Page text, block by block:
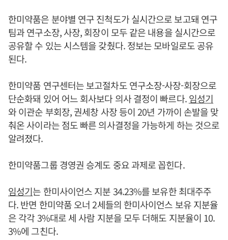
한미약품은 분야별 연구 진척도가 실시간으로 보고돼 연구
팀과 연구소장, 사장, 회장이 모두 같은 내용을 실시간으로
공유할 수 있는 시스템을 갖췄다. 정보는 모바일로도 공유
된다.
한미약품 연구센터는 보고절차도 연구소장-사장-회장으로
단순화돼 있어 어느 회사보다 의사 결정이 빠르다.임성기
와 이관순 부회장, 권세창 사장 등이 20년 가까이 손발을 맞
춰온 사이라는 점도 빠른 의사결정을 가능하게 하는 것으로
알려졌다.
한미약품그룹 경영권 승계도 중요 과제로 꼽힌다.
임성기는 한미사이언스 지분 34.23%를 보유한 최대주주
다. 반면 한미약품 오너 2세들의 한미사이언스 보유 지분율
은 각각 3%대로 세 사람 지분을 모두 더해도 지분율이 10.
3%에 그친다.